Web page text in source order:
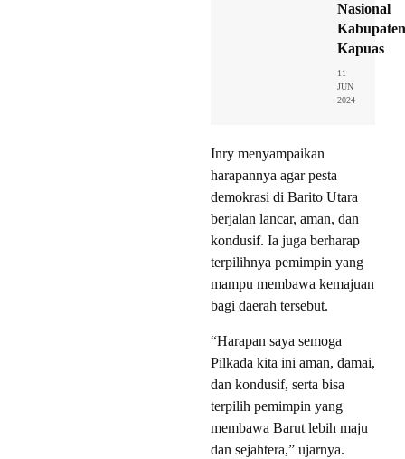
Nasional
Kabupaten
Kapuas
11
JUN
2024
Inry menyampaikan
harapannya agar pesta
demokrasi di Barito Utara
berjalan lancar, aman, dan
kondusif. Ia juga berharap
terpilihnya pemimpin yang
mampu membawa kemajuan
bagi daerah tersebut.
“Harapan saya semoga
Pilkada kita ini aman, damai,
dan kondusif, serta bisa
terpilih pemimpin yang
membawa Barut lebih maju
dan sejahtera,” ujarnya.